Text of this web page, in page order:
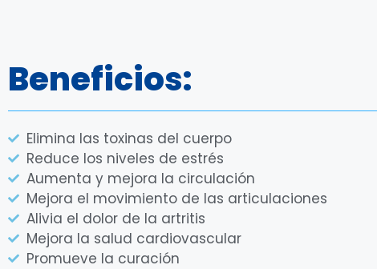
Beneficios:
Elimina las toxinas del cuerpo
Reduce los niveles de estrés
Aumenta y mejora la circulación
Mejora el movimiento de las articulaciones
Alivia el dolor de la artritis
Mejora la salud cardiovascular
Promueve la curación